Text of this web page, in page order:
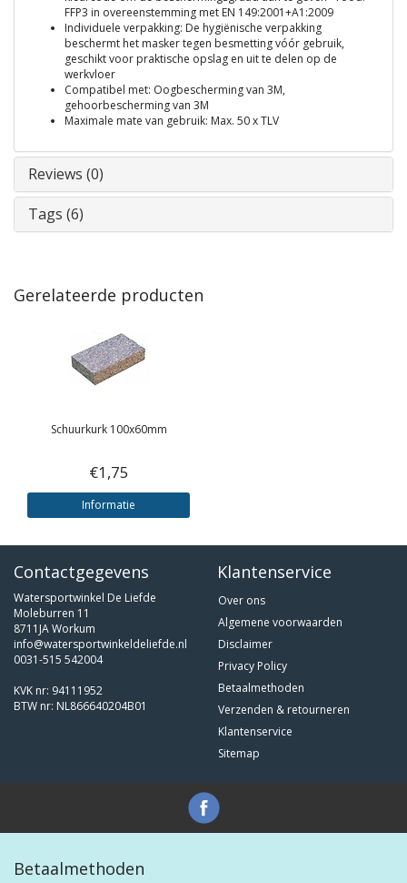
FFP3 in overeenstemming met EN 149:2001+A1:2009
Individuele verpakking: De hygiënische verpakking
beschermt het masker tegen besmetting vóór gebruik,
geschikt voor praktische opslag en uit te delen op de
werkvloer
Compatibel met: Oogbescherming van 3M,
gehoorbescherming van 3M
Maximale mate van gebruik: Max. 50 x TLV
Reviews (0)
Tags (6)
Gerelateerde producten
Schuurkurk 100x60mm
€1,75
Informatie
Contactgegevens
Watersportwinkel De Liefde
Moleburren 11
8711JA Workum
info@watersportwinkeldeliefde.nl
0031-515 542004
KVK nr: 94111952
BTW nr: NL866640204B01
Klantenservice
Over ons
Algemene voorwaarden
Disclaimer
Privacy Policy
Betaalmethoden
Verzenden & retourneren
Klantenservice
Sitemap
Betaalmethoden